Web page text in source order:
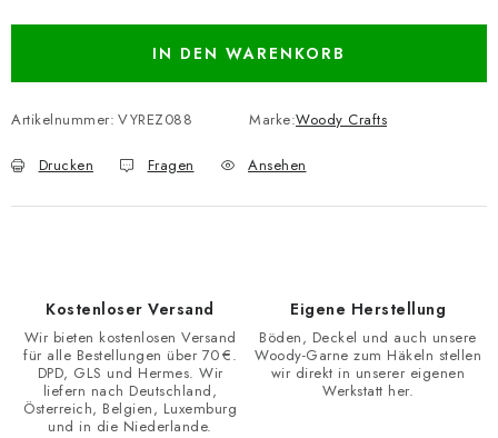
IN DEN WARENKORB
Artikelnummer: VYREZ088 Marke:Woody Crafts
Drucken Fragen Ansehen
Kostenloser Versand
Wir bieten kostenlosen Versand
für alle Bestellungen über 70 €.
DPD, GLS und Hermes. Wir
liefern nach Deutschland,
Österreich, Belgien, Luxemburg
und in die Niederlande.
Eigene Herstellung
Böden, Deckel und auch unsere
Woody-Garne zum Häkeln stellen
wir direkt in unserer eigenen
Werkstatt her.